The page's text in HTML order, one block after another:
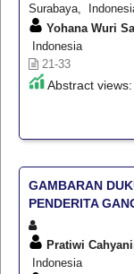
Surabaya,
Yohana Wuri
Indonesia
21-33
Abstract
GAMBARAN
PENDERITA
Pratiwi
Indonesia